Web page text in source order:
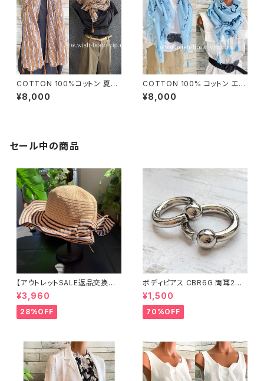
COTTON 100%コットン 夏の
ストール インポート大判・ロング
ストール・通気性・肌触り良いス
¥8,000
COTTON 100% コットン エッ
フェル塔 インポート大判ストー
ル ・心地よい肌触りのスカーフ/
¥8,000
セール中の商品
【アウトレットSALE返品交換不
可8/20まで】つば広サマーハッ
ト・通気性・軽量 ワイヤー入りハ
ット ボーダー＆BIGリボン・女優
帽 UV/紫外線対策 レディースハ
¥3,960
28%OFF
ボディピアス CBR6G 両耳2個
セット 1ボール ネジ式 簡単脱着
サージカルステンレス NY直輸
入
¥1,500
70%OFF